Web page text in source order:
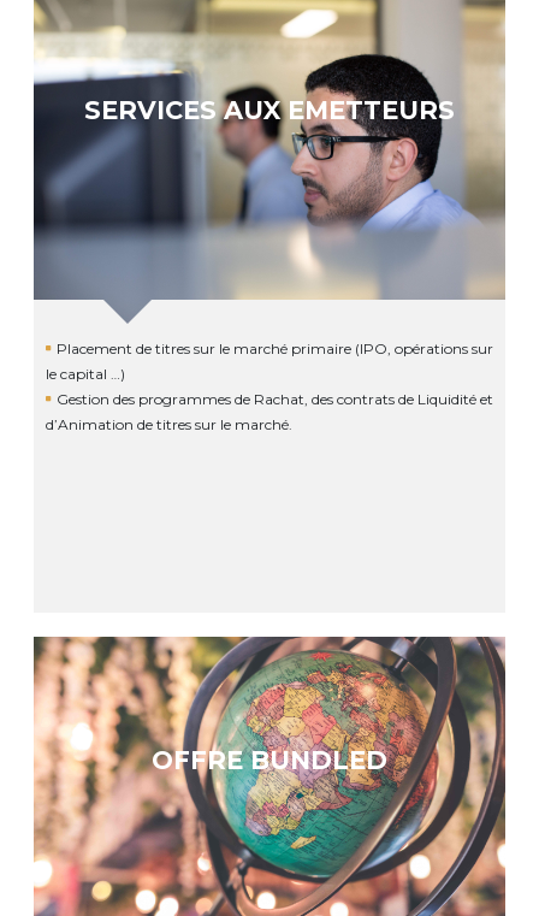
SERVICES AUX EMETTEURS
Placement de titres sur le marché primaire (IPO, opérations sur
le capital …)
Gestion des programmes de Rachat, des contrats de Liquidité et
d’Animation de titres sur le marché.
OFFRE BUNDLED